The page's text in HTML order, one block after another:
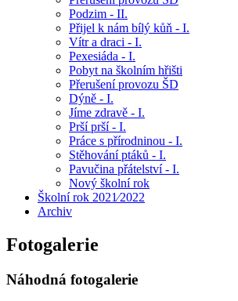
Podzim - II.
Přijel k nám bílý kůň - I.
Vítr a draci - I.
Pexesiáda - I.
Pobyt na školním hřišti
Přerušení provozu ŠD
Dýně - I.
Jíme zdravě - I.
Prší prší - I.
Práce s přírodninou - I.
Stěhování ptáků - I.
Pavučina přátelství - I.
Nový školní rok
Školní rok 2021⁄2022
Archiv
Fotogalerie
Náhodná fotogalerie